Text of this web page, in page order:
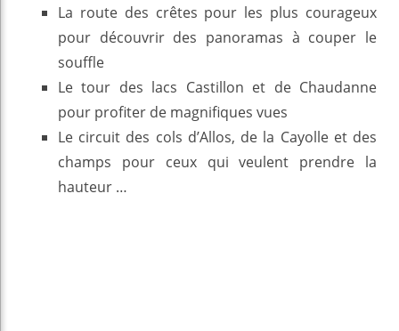
La route des crêtes pour les plus courageux
pour découvrir des panoramas à couper le
souffle
Le tour des lacs Castillon et de Chaudanne
pour profiter de magnifiques vues
Le circuit des cols d’Allos, de la Cayolle et des
champs pour ceux qui veulent prendre la
hauteur …